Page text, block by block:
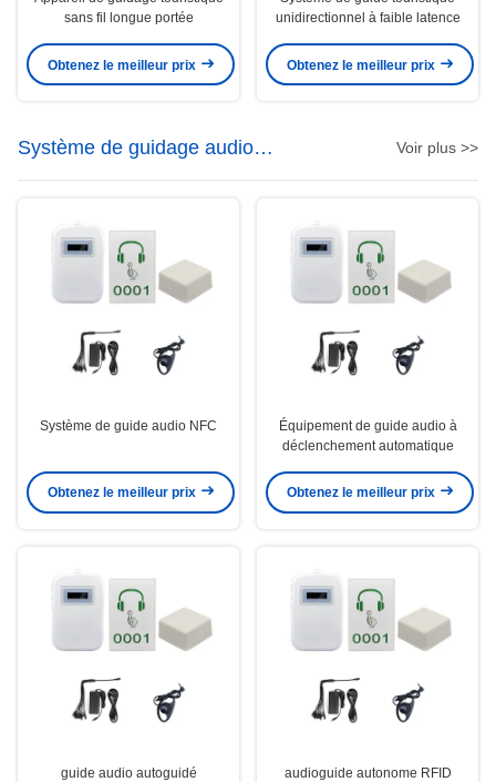
sans fil longue portée
Obtenez le meilleur prix
unidirectionnel à faible latence
Obtenez le meilleur prix
Système de guidage audio
automatique
Voir plus >>
Système de guide audio NFC
Obtenez le meilleur prix
Équipement de guide audio à
déclenchement automatique
Obtenez le meilleur prix
guide audio autoguidé
audioguide autonome RFID